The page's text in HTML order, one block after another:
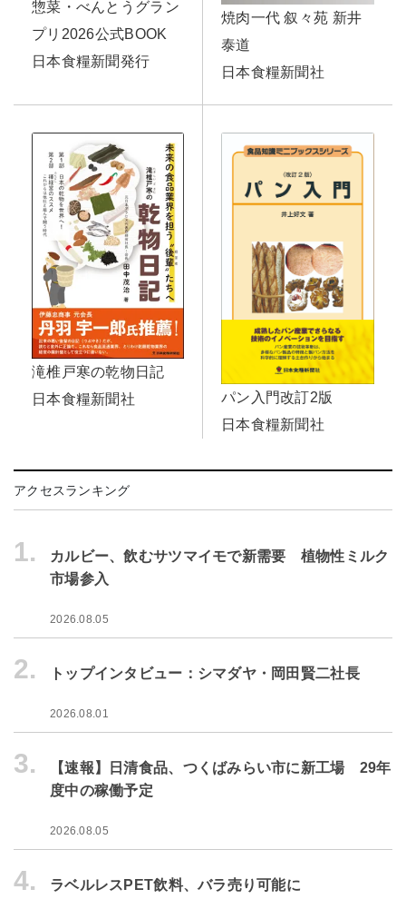
惣菜・べんとうグラン
プリ2026公式BOOK
日本食糧新聞発行
焼肉一代 叙々苑 新井
泰道
日本食糧新聞社
滝椎戸寒の乾物日記
日本食糧新聞社
パン入門改訂2版
日本食糧新聞社
アクセスランキング
1.
カルビー、飲むサツマイモで新需要 植物性ミルク
市場参入
2026.08.05
2. トップインタビュー：シマダヤ・岡田賢二社長
2026.08.01
3.
【速報】日清食品、つくばみらい市に新工場 29年
度中の稼働予定
2026.08.05
4. ラベルレスPET飲料、バラ売り可能に